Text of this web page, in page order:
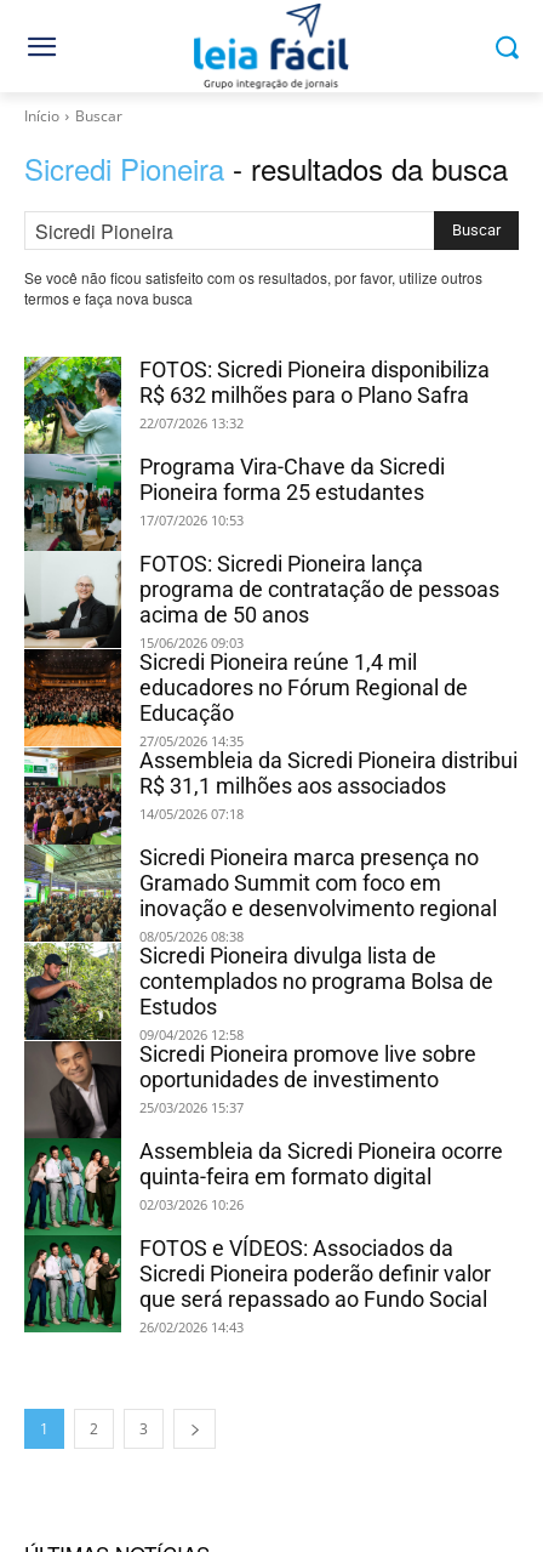
Início Buscar
Sicredi Pioneira - resultados da busca
Buscar
Se você não ficou satisfeito com os resultados, por favor, utilize outros
termos e faça nova busca
FOTOS: Sicredi Pioneira disponibiliza
R$ 632 milhões para o Plano Safra
22/07/2026 13:32
Programa Vira-Chave da Sicredi
Pioneira forma 25 estudantes
17/07/2026 10:53
FOTOS: Sicredi Pioneira lança
programa de contratação de pessoas
acima de 50 anos
15/06/2026 09:03
Sicredi Pioneira reúne 1,4 mil
educadores no Fórum Regional de
Educação
27/05/2026 14:35
Assembleia da Sicredi Pioneira distribui
R$ 31,1 milhões aos associados
14/05/2026 07:18
Sicredi Pioneira marca presença no
Gramado Summit com foco em
inovação e desenvolvimento regional
08/05/2026 08:38
Sicredi Pioneira divulga lista de
contemplados no programa Bolsa de
Estudos
09/04/2026 12:58
Sicredi Pioneira promove live sobre
oportunidades de investimento
25/03/2026 15:37
Assembleia da Sicredi Pioneira ocorre
quinta-feira em formato digital
02/03/2026 10:26
FOTOS e VÍDEOS: Associados da
Sicredi Pioneira poderão definir valor
que será repassado ao Fundo Social
26/02/2026 14:43
1 2 3